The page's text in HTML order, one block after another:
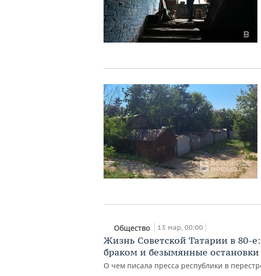
Общество 13 мар, 00:00
Жизнь Советской Татарии в 80-
браком и безымянные остановки
О чем писала пресса республики в